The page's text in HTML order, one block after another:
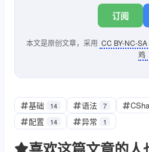
订阅
本文是原创文章，采用 CC BY-NC-SA
鸡
基础 14 语法 7
配置 14 异常 1